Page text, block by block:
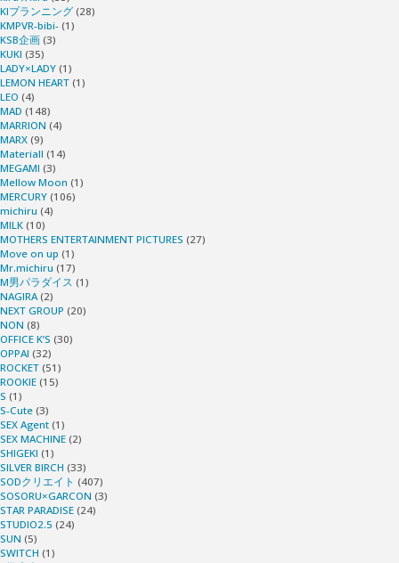
KIプランニング (28)
KMPVR-bibi- (1)
KSB企画 (3)
KUKI (35)
LADY×LADY (1)
LEMON HEART (1)
LEO (4)
MAD (148)
MARRION (4)
MARX (9)
Materiall (14)
MEGAMI (3)
Mellow Moon (1)
MERCURY (106)
michiru (4)
MILK (10)
MOTHERS ENTERTAINMENT PICTURES (27)
Move on up (1)
Mr.michiru (17)
M男パラダイス (1)
NAGIRA(2)
NEXT GROUP (20)
NON (8)
OFFICE K’S (30)
OPPAI (32)
ROCKET (51)
ROOKIE (15)
S (1)
S-Cute (3)
SEX Agent (1)
SEX MACHINE (2)
SHIGEKI (1)
SILVER BIRCH (33)
SODクリエイト (407)
SOSORU×GARCON (3)
STAR PARADISE (24)
STUDIO2.5 (24)
SUN (5)
SWITCH (1)